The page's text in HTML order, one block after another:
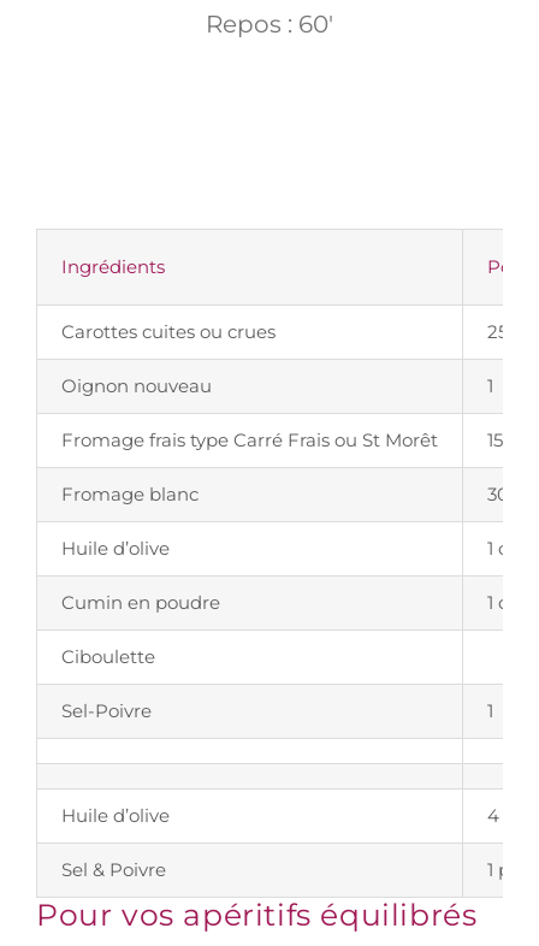
Repos : 60'
Ingrédients
Carottes cuites ou crues 250g
Oignon nouveau 1
Fromage frais type Carré Frais ou St Morêt 150g
Fromage blanc 30g
Huile d’olive 1
Cumin en poudre 1
Ciboulette
Sel-Poivre 1
Huile d’olive 4
Sel & Poivre 1
Pour vos apéritifs équilibrés